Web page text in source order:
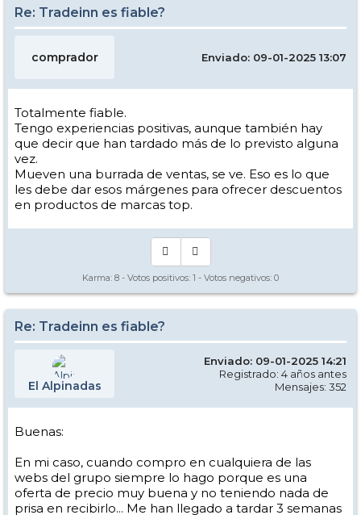
Re: Tradeinn es fiable?
comprador Enviado: 09-01-2025 13:07
Totalmente fiable.
Tengo experiencias positivas, aunque también hay
que decir que han tardado más de lo previsto alguna
vez.
Mueven una burrada de ventas, se ve. Eso es lo que
les debe dar esos márgenes para ofrecer descuentos
en productos de marcas top.
Karma: 8 - Votos positivos: 1 - Votos negativos: 0
Re: Tradeinn es fiable?
El Alpinadas
Enviado: 09-01-2025 14:21
Registrado: 4 años antes
Mensajes: 352
Buenas:
En mi caso, cuando compro en cualquiera de las
webs del grupo siempre lo hago porque es una
oferta de precio muy buena y no teniendo nada de
prisa en recibirlo... Me han llegado a tardar 3 semanas